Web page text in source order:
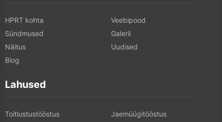
HPRT kohta
Veebipood
Sündmused
Galerii
Näitus
Uudised
Blog
Lahused
Toitlustustööstus
Jaemüügitööstus